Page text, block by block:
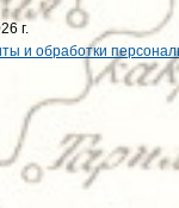
г.
и обработки